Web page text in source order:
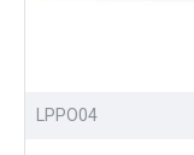
LPPO04